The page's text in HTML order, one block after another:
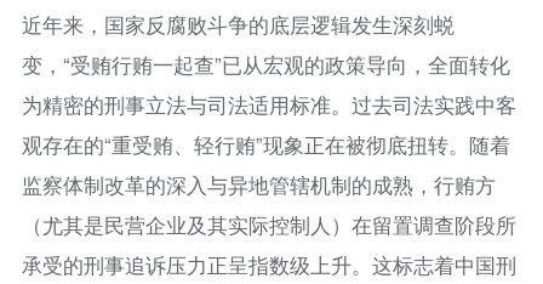
近年来，国家反腐败斗争的底层逻辑发生深刻蜕
变，“受贿行贿一起查”已从宏观的政策导向，全面转化
为精密的刑事立法与司法适用标准。过去司法实践中客
观存在的“重受贿、轻行贿”现象正在被彻底扭转。随着
监察体制改革的深入与异地管辖机制的成熟，行贿方
（尤其是民营企业及其实际控制人）在留置调查阶段所
承受的刑事追诉压力正呈指数级上升。这标志着中国刑